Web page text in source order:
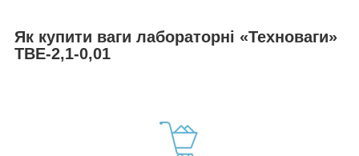
Як купити ваги лабораторні «Техноваги»
ТВЕ-2,1-0,01